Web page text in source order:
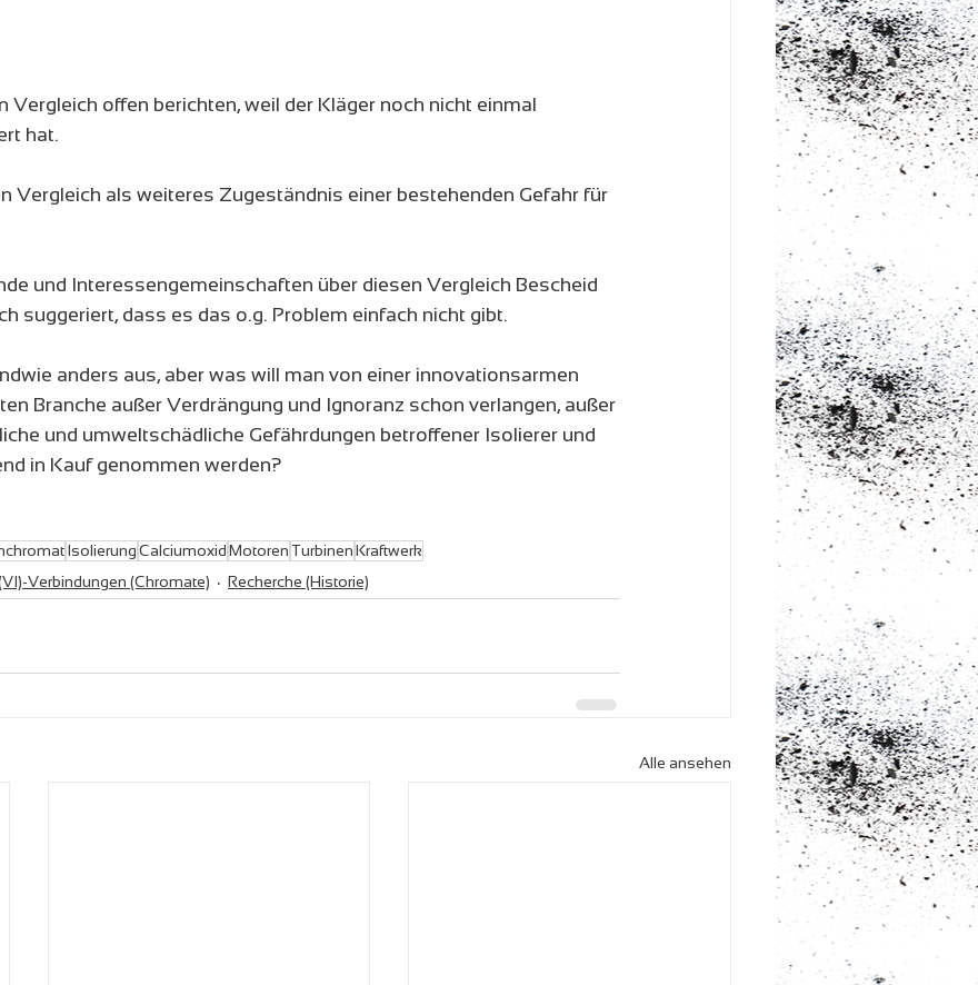
Vergleich offen berichten, weil der Kläger noch nicht einmal
hat.
Vergleich als weiteres Zugeständnis einer bestehenden Gefahr für
und Interessengemeinschaften über diesen Vergleich Bescheid
suggeriert, dass es das o.g. Problem einfach nicht gibt.
anders aus, aber was will man von einer innovationsarmen
Branche außer Verdrängung und Ignoranz schon verlangen, außer
und umweltschädliche Gefährdungen betroffener Isolierer und
in Kauf genommen werden?
IsolierungCalciumoxidMotoren TurbinenKraftwerk
Verbindungen (Chromate) Recherche (Historie)
Alle ansehen